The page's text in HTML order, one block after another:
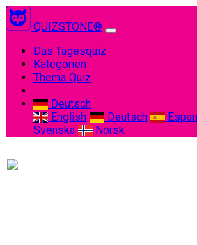
QUIZSTONE®
Das Tagesquiz
Kategorien
Thema Quiz
Deutsch
English
Deutsch
Svenska
Norsk